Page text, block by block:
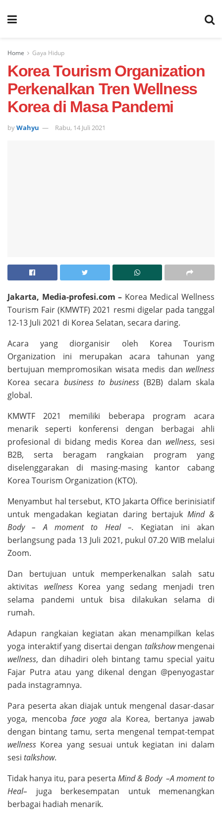
Home Gaya Hidup
Korea Tourism Organization
Perkenalkan Tren Wellness
Korea di Masa Pandemi
byWahyu Rabu, 14 Juli 2021
Jakarta, Media-profesi.com – Korea Medical Wellness
Tourism Fair (KMWTF) 2021 resmi digelar pada tanggal
12-13 Juli 2021 di Korea Selatan, secara daring.
Acara yang diorganisir oleh Korea Tourism
Organization ini merupakan acara tahunan yang
bertujuan mempromosikan wisata medis dan wellness
Korea secara business to business (B2B) dalam skala
global.
KMWTF 2021 memiliki beberapa program acara
menarik seperti konferensi dengan berbagai ahli
profesional di bidang medis Korea dan wellness, sesi
B2B, serta beragam rangkaian program yang
diselenggarakan di masing-masing kantor cabang
Korea Tourism Organization (KTO).
Menyambut hal tersebut, KTO Jakarta Office berinisiatif
untuk mengadakan kegiatan daring bertajuk Mind &
Body – A moment to Heal –. Kegiatan ini akan
berlangsung pada 13 Juli 2021, pukul 07.20 WIB melalui
Zoom.
Dan bertujuan untuk memperkenalkan salah satu
aktivitas wellnessKorea yang sedang menjadi tren
selama pandemi untuk bisa dilakukan selama di
rumah.
Adapun rangkaian kegiatan akan menampilkan kelas
yoga interaktif yang disertai dengan talkshowmengenai
wellness, dan dihadiri oleh bintang tamu special yaitu
Fajar Putra atau yang dikenal dengan @penyogastar
pada instagramnya.
Para peserta akan diajak untuk mengenal dasar-dasar
yoga, mencoba face yogaala Korea, bertanya jawab
dengan bintang tamu, serta mengenal tempat-tempat
wellness Korea yang sesuai untuk kegiatan ini dalam
sesi talkshow.
Tidak hanya itu, para peserta Mind & Body –A moment to
Heal– juga berkesempatan untuk memenangkan
berbagai hadiah menarik.